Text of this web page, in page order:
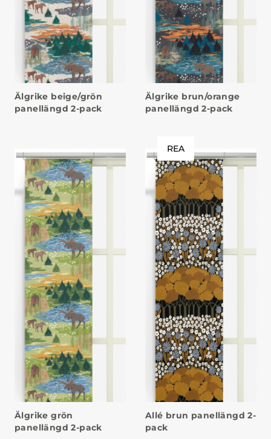
Älgrike beige/grön
panellängd 2-pack
Älgrike brun/orange
panellängd 2-pack
Älgrike grön
panellängd 2-pack
REA
Allé brun panellängd 2-
pack